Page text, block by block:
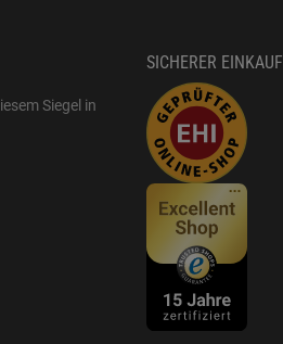
Siegel in
SICHERER EINKAUF